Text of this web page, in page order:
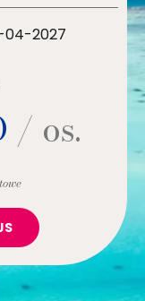
04-2027
/ os.